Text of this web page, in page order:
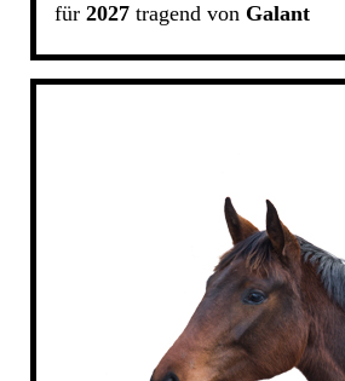
für2027 tragend vonGalant